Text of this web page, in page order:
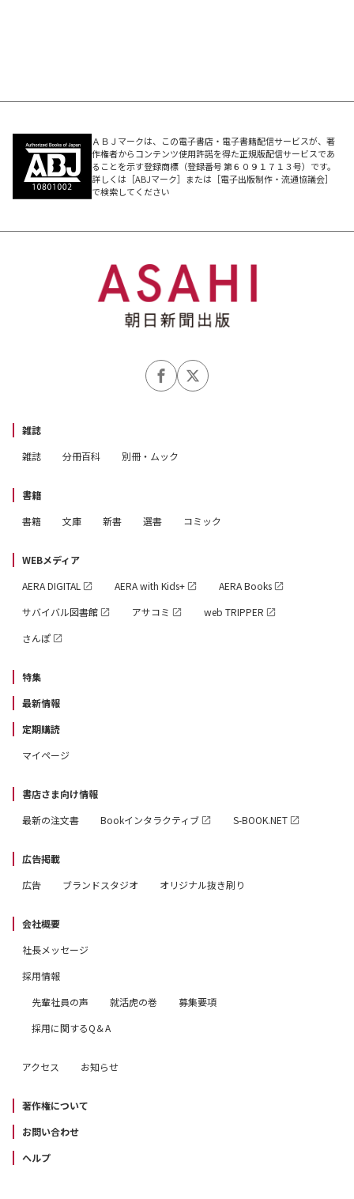
ＡＢＪマークは、この電子書店・電子書籍配信サービスが、著
作権者からコンテンツ使用許諾を得た正規版配信サービスであ
ることを示す登録商標（登録番号 第６０９１７１３号）です。
詳しくは［ABJマーク］または［電子出版制作・流通協議会］
で検索してください
雑誌
雑誌
分冊百科 別冊・ムック
書籍
書籍
文庫 新書 選書 コミック
WEBメディア
AERA DIGITAL
AERA with Kids+
AERA Books
サバイバル図書館
アサコミ
web TRIPPER
さんぽ
特集
最新情報
定期購読
マイページ
書店さま向け情報
最新の注文書
Bookインタラクティブ S-BOOK.NET
広告掲載
広告
ブランドスタジオ オリジナル抜き刷り
会社概要
社長メッセージ
採用情報
先輩社員の声
就活虎の巻
募集要項
採用に関するQ＆A
アクセス お知らせ
著作権について
お問い合わせ
ヘルプ